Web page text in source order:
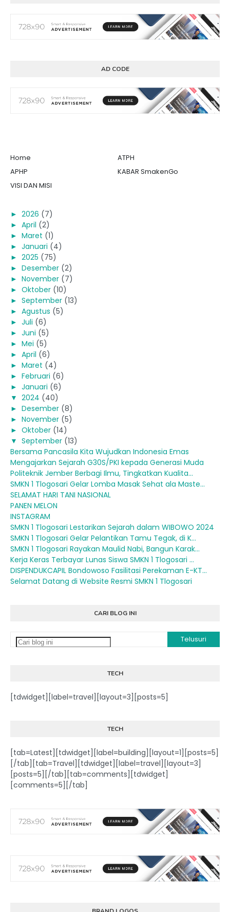
AD CODE
Home
ATPH
APHP
KABAR SmakenGo
VISI DAN MISI
► 2026 (7)
► April (2)
► Maret (1)
► Januari (4)
► 2025 (75)
► Desember (2)
► November (7)
► Oktober (10)
► September (13)
► Agustus (5)
► Juli (6)
► Juni (5)
► Mei (5)
► April (6)
► Maret (4)
► Februari (6)
► Januari (6)
▼ 2024 (40)
► Desember (8)
► November (5)
► Oktober (14)
▼ September (13)
Bersama Pancasila Kita Wujudkan Indonesia Emas
Mengajarkan Sejarah G30S/PKI kepada Generasi Muda
Politeknik Jember Berbagi Ilmu, Tingkatkan Kualita...
SMKN 1 Tlogosari Gelar Lomba Masak Sehat ala Maste...
SELAMAT HARI TANI NASIONAL
PANEN MELON
INSTAGRAM
SMKN 1 Tlogosari Lestarikan Sejarah dalam WIBOWO 2024
SMKN 1 Tlogosari Gelar Pelantikan Tamu Tegak, di K...
SMKN 1 Tlogosari Rayakan Maulid Nabi, Bangun Karak...
Kerja Keras Terbayar Lunas Siswa SMKN 1 Tlogosari ...
DISPENDUKCAPIL Bondowoso Fasilitasi Perekaman E-KT...
Selamat Datang di Website Resmi SMKN 1 Tlogosari
CARI BLOG INI
TECH
[tdwidget][label=travel][layout=3][posts=5]
TECH
[tab=Latest][tdwidget][label=building][layout=1][posts=5]
[/tab][tab=Travel][tdwidget][label=travel][layout=3]
[posts=5][/tab][tab=comments][tdwidget]
[comments=5][/tab]